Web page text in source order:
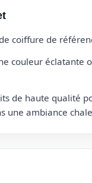
coiffure de
couleur
de haute qualité
une ambiance